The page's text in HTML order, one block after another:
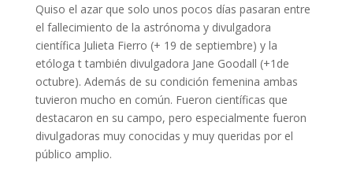
Quiso el azar que solo unos pocos días pasaran entre
el fallecimiento de la astrónoma y divulgadora
científica Julieta Fierro (+ 19 de septiembre) y la
etóloga t también divulgadora Jane Goodall (+1de
octubre). Además de su condición femenina ambas
tuvieron mucho en común. Fueron científicas que
destacaron en su campo, pero especialmente fueron
divulgadoras muy conocidas y muy queridas por el
público amplio.